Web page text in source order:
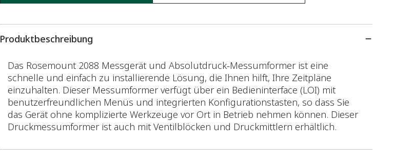
Produktbeschreibung
Das Rosemount 2088 Messgerät und Absolutdruck-Messumformer ist eine
schnelle und einfach zu installierende Lösung, die Ihnen hilft, Ihre Zeitpläne
einzuhalten. Dieser Messumformer verfügt über ein Bedieninterface (LOI) mit
benutzerfreundlichen Menüs und integrierten Konfigurationstasten, so dass Sie
das Gerät ohne komplizierte Werkzeuge vor Ort in Betrieb nehmen können. Dieser
Druckmessumformer ist auch mit Ventilblöcken und Druckmittlern erhältlich.